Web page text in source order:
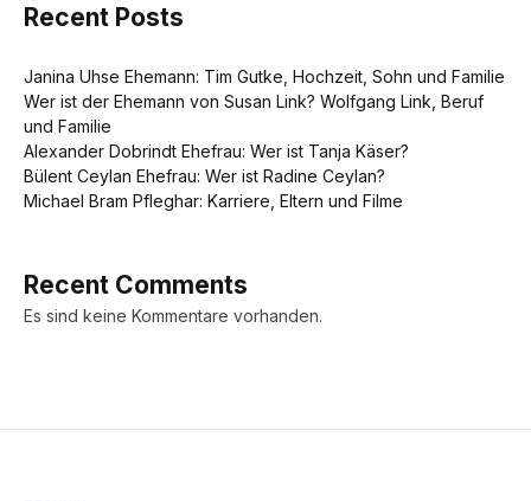
Recent Posts
Janina Uhse Ehemann: Tim Gutke, Hochzeit, Sohn und Familie
Wer ist der Ehemann von Susan Link? Wolfgang Link, Beruf
und Familie
Alexander Dobrindt Ehefrau: Wer ist Tanja Käser?
Bülent Ceylan Ehefrau: Wer ist Radine Ceylan?
Michael Bram Pfleghar: Karriere, Eltern und Filme
Recent Comments
Es sind keine Kommentare vorhanden.